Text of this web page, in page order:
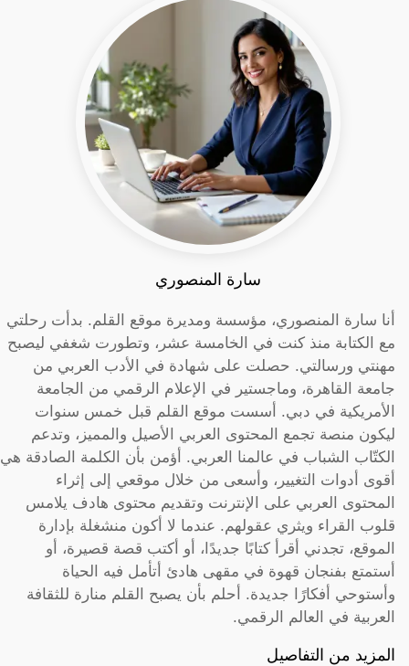
سارة المنصوري
أنا سارة المنصوري، مؤسسة ومديرة موقع القلم. بدأت رحلتي
مع الكتابة منذ كنت في الخامسة عشر، وتطورت شغفي ليصبح
مهنتي ورسالتي. حصلت على شهادة في الأدب العربي من
جامعة القاهرة، وماجستير في الإعلام الرقمي من الجامعة
الأمريكية في دبي. أسست موقع القلم قبل خمس سنوات
ليكون منصة تجمع المحتوى العربي الأصيل والمميز، وتدعم
الكتّاب الشباب في عالمنا العربي. أؤمن بأن الكلمة الصادقة هي
أقوى أدوات التغيير، وأسعى من خلال موقعي إلى إثراء
المحتوى العربي على الإنترنت وتقديم محتوى هادف يلامس
قلوب القراء ويثري عقولهم. عندما لا أكون منشغلة بإدارة
الموقع، تجدني أقرأ كتابًا جديدًا، أو أكتب قصة قصيرة، أو
أستمتع بفنجان قهوة في مقهى هادئ أتأمل فيه الحياة
وأستوحي أفكارًا جديدة. أحلم بأن يصبح القلم منارة للثقافة
العربية في العالم الرقمي.
المزيد من التفاصيل